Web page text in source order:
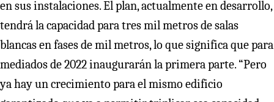
en sus instalaciones. El plan, actualmente en desarrollo,
tendrá la capacidad para tres mil metros de salas
blancas en fases de mil metros, lo que significa que para
mediados de 2022 inaugurarán la primera parte. “Pero
ya hay un crecimiento para el mismo edificio